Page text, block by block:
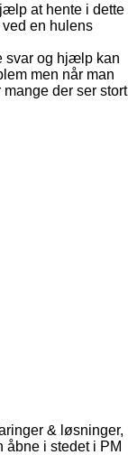
at hente i dette
en hulens
svar og hjælp kan
men når man
der ser stort
& løsninger,
åbne i stedet i PM